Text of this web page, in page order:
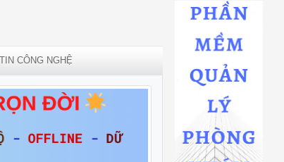
TIN CÔNG NGHỆ